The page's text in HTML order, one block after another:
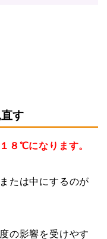
す
８℃になります。
たは中にするのが
の影響を受けやす